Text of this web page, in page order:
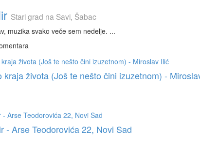
Stari grad na Savi, Šabac
muzika svako veče sem nedelje. ...
kraja života (Još te nešto čini izuzetnom) -
- Arse Teodorovića 22, Novi Sad